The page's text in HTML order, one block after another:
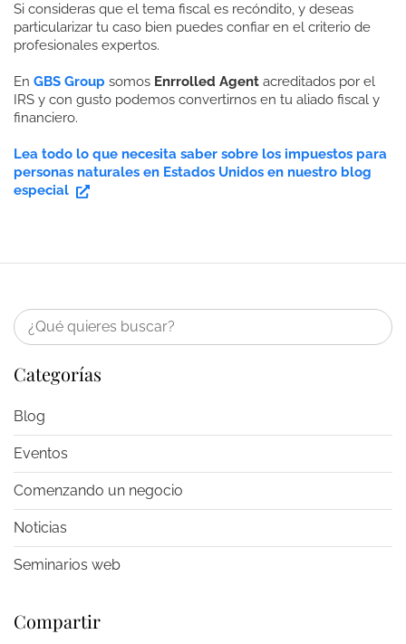
Si consideras que el tema fiscal es recóndito, y deseas
particularizar tu caso bien puedes confiar en el criterio de
profesionales expertos.
En GBS Group somos Enrrolled Agent acreditados por el
IRS y con gusto podemos convertirnos en tu aliado fiscal y
financiero.
Lea todo lo que necesita saber sobre los impuestos para
personas naturales en Estados Unidos en nuestro blog
especial
Categorías
Blog
Eventos
Comenzando un negocio
Noticias
Seminarios web
Compartir